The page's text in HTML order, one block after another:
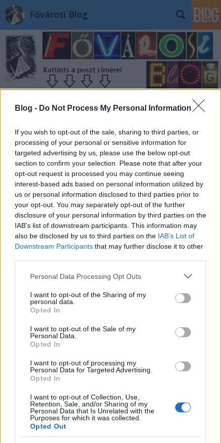
Blog - Do Not Process My Personal Information
If you wish to opt-out of the sale, sharing to third parties, or
processing of your personal or sensitive information for
targeted advertising by us, please use the below opt-out
section to confirm your selection. Please note that after your
opt-out request is processed you may continue seeing
interest-based ads based on personal information utilized by
us or personal information disclosed to third parties prior to
your opt-out. You may separately opt-out of the further
disclosure of your personal information by third parties on the
IAB’s list of downstream participants. This information may
also be disclosed by us to third parties on the IAB’s List of
Downstream Participants that may further disclose it to other
Please note that this website/app uses one or more Google
not limited to your visit or usage behaviour. You may click to
grant or deny consent to Google and its third-party tags to
use your data for below specified purposes in below Google
consent section.
Personal Data Processing Opt Outs
I want to opt-out of the Sharing of my
personal data.
Opted In
I want to opt-out of the Sale of my
Personal Data.
Opted In
I want to opt-out of processing my
Personal Data for Targeted Advertising.
Opted In
I want to opt-out of Collection, Use,
Retention, Sale, and/or Sharing of my
Personal Data that Is Unrelated with the
Purposes for which it was collected.
Opted Out
Fővárosi Blog
Belvárosi Távbeszélő Központ
fovarosi.blog.hu 2008. szeptember 26.
A Szervita tér és a Petőfi Sándor utca sarkán nemrég
nyílt egy kávéház Café Martinelli néven. Miért
Martinelli? A név a közeli Főpolgármesteri hivatalnak
székhelyül szolgáló Városháza épület tervezőjére,
Anton Erhard Martinelli-re utal. A Szervita tér
korábbi neve…
Az Összefogás harangjai
fovarosi.blog.hu•2008. szeptember 25.
A Magyar Nemzet cikksorozata annak járt utána,
Medgyessy Péter avatott fel a Sándor-palota előtti
téren. A szobor már fél éve nincs a helyén. 2004
előestéjén avatta fel Varga Imre…
CET a Közraktárakból
fovarosi.blog.hu•2008. szeptember 24.
2008 június 27-én megkezdődött a régi épületek egy
részének bontása. A 19. században a környéken
rengeteg malom működött, és a közelben épült meg
a Fővám téri Vásárcsarnok és a ferencvárosi vágóhíd,